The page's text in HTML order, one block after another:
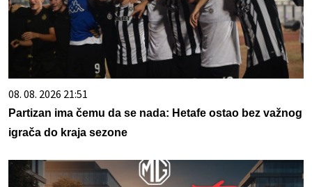
08. 08. 2026 21:51
Partizan ima čemu da se nada: Hetafe ostao bez važnog
igrača do kraja sezone